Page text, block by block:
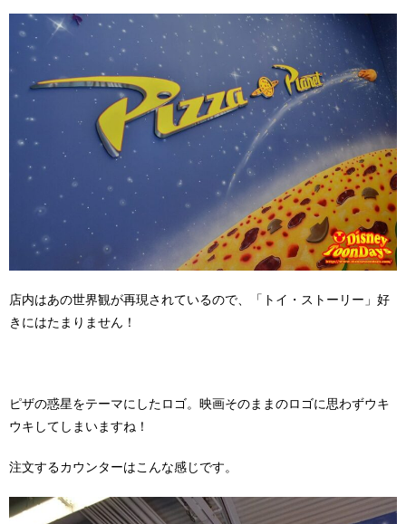
店内はあの世界観が再現されているので、「トイ・ストーリー」好
きにはたまりません！
ピザの惑星をテーマにしたロゴ。映画そのままのロゴに思わずウキ
ウキしてしまいますね！
注文するカウンターはこんな感じです。